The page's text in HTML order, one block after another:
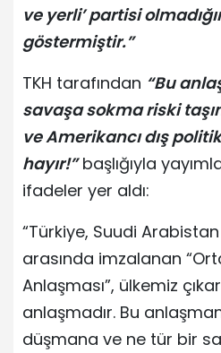
ve yerli’ partisi
göstermiştir.”
TKH tarafından “Bu
savaşa sokma riski
ve Amerikancı dış
hayır!”başlığıyla
ifadeler yer aldı:
“Türkiye, Suudi
arasında imzalanan
Anlaşması”, ülkemiz
anlaşmadır. Bu
düşmana ve ne tür bir